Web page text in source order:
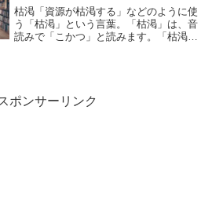
枯渇「資源が枯渇する」などのように使
う「枯渇」という言葉。「枯渇」は、音
読みで「こかつ」と読みます。「枯渇」
ポンサーリンク